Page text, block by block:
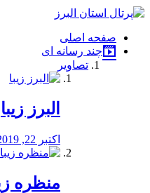
فصد
شرق
تهران
خشکشویی
صفحه اصلی
چند رسانه ای
تصاویر
البرز زیبا
اکتبر 22, 2019
منظره‌‌